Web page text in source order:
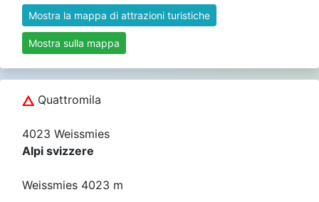
Mostra la mappa di attrazioni turistiche
Mostra sulla mappa
Quattromila
4023 Weissmies
Alpi svizzere
Weissmies 4023 m